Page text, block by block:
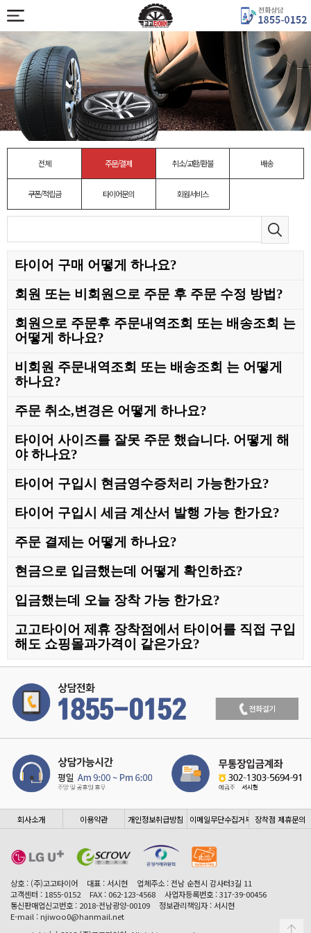
전체 주문/결제 취소/교환/환불 배송
쿠폰/적립금 타이어문의 회원서비스
타이어 구매 어떻게 하나요?
회원 또는 비회원으로 주문 후 주문 수정 방법 ?
회원으로 주문후 주문내역조회 또는 배송조회 는
어떻게 하나요?
비회원 주문내역조회 또는 배송조회 는 어떻게
하나요?
주문 취소,변경은 어떻게 하나요?
타이어 사이즈를 잘못 주문 했습니다. 어떻게 해
야 하나요?
타이어 구입시 현금영수증처리 가능한가요?
타이어 구입시 세금 계산서 발행 가능 한가요?
주문 결제는 어떻게 하나요?
현금으로 입금했는데 어떻게 확인하죠?
입금했는데 오늘 장착 가능 한가요?
고고타이어 제휴 장착점에서 타이어를 직접 구입
해도 쇼핑몰과가격이 같은가요?
회사소개 이용약관 개인정보취급방침 이메일무단수집거부 장착점 제휴문의
상호 : (주)고고타이어 대표 : 서시현
업체주소 : 전남 순천시 감사터3길 11
고객센터 : 1855-0152
FAX : 062-123-4568
사업자등록번호 : 317-39-00456
통신판매업신고번호 : 2018-전남광양-00109
정보관리책임자 : 서시현
E-mail : njiwoo0@hanmail.net